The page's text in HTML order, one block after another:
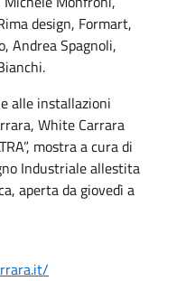
design, Formart,
Andrea Spagnoli,
alle installazioni
White Carrara
mostra a cura di
Industriale allestita
aperta da giovedì a